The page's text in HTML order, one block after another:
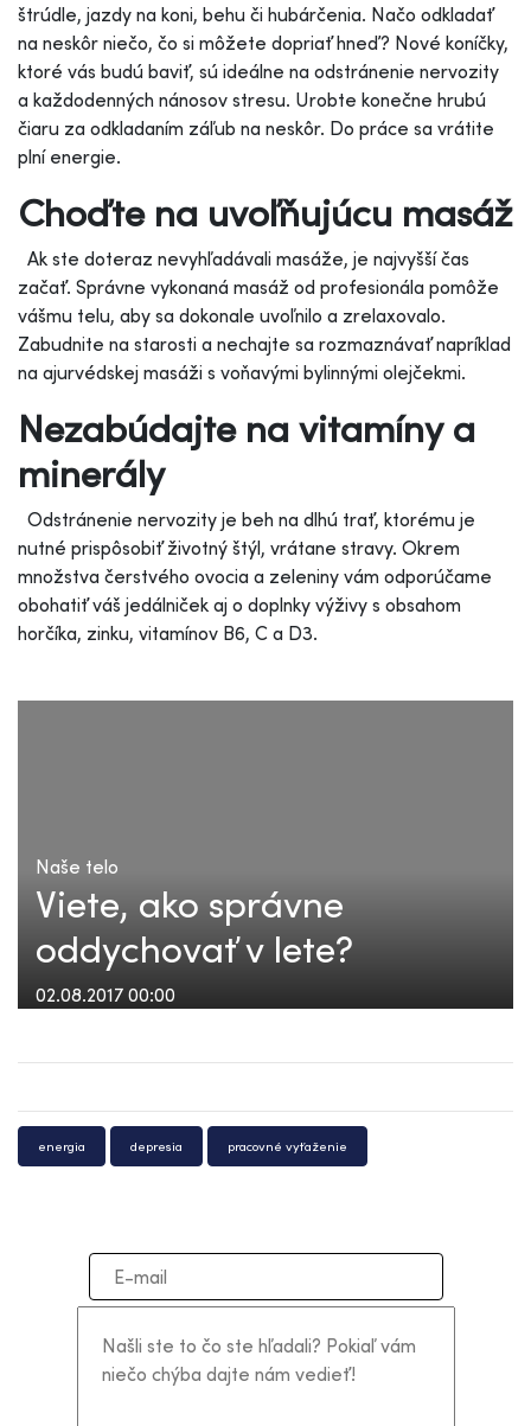
štrúdle, jazdy na koni, behu či hubárčenia. Načo odkladať
na neskôr niečo, čo si môžete dopriať hneď? Nové koníčky,
ktoré vás budú baviť, sú ideálne na odstránenie nervozity
a každodenných nánosov stresu. Urobte konečne hrubú
čiaru za odkladaním záľub na neskôr. Do práce sa vrátite
plní energie.
Choďte na uvoľňujúcu masáž
Ak ste doteraz nevyhľadávali masáže, je najvyšší čas
začať. Správne vykonaná masáž od profesionála pomôže
vášmu telu, aby sa dokonale uvoľnilo a zrelaxovalo.
Zabudnite na starosti a nechajte sa rozmaznávať napríklad
na ajurvédskej masáži s voňavými bylinnými olejčekmi.
Nezabúdajte na vitamíny a
minerály
Odstránenie nervozity je beh na dlhú trať, ktorému je
nutné prispôsobiť životný štýl, vrátane stravy. Okrem
množstva čerstvého ovocia a zeleniny vám odporúčame
obohatiť váš jedálniček aj o doplnky výživy s obsahom
horčíka, zinku, vitamínov B6, C a D3.
Naše telo
Viete, ako správne
oddychovať v lete?
02.08.2017 00:00
energia depresia pracovné vyťaženie